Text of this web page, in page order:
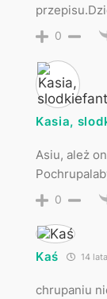
0
Kasia,
Asiu, ależ
0
Kaś 14
chrupaniu